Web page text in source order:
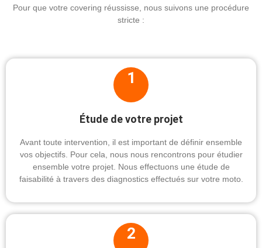
Pour que votre covering réussisse, nous suivons une procédure
stricte :
1
Étude de votre projet
Avant toute intervention, il est important de définir ensemble
vos objectifs. Pour cela, nous nous rencontrons pour étudier
ensemble votre projet. Nous effectuons une étude de
faisabilité à travers des diagnostics effectués sur votre moto.
2